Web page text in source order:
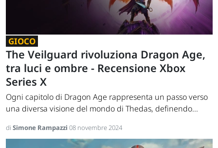
GIOCO
The Veilguard rivoluziona Dragon Age,
tra luci e ombre - Recensione Xbox
Series X
Ogni capitolo di Dragon Age rappresenta un passo verso
una diversa visione del mondo di Thedas, definendo...
di Simone Rampazzi 08 novembre 2024